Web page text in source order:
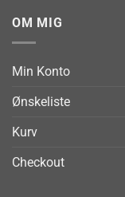
OM MIG
Min Konto
Ønskeliste
Kurv
Checkout